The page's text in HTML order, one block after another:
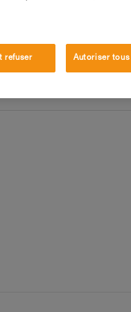
de la
d’autres que
refuser Autoriser